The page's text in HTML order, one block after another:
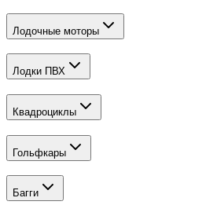
Лодочные моторы
Лодки ПВХ
Квадроциклы
Гольфкары
Багги